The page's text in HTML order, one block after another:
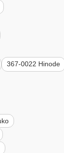
367-0022 Hinode